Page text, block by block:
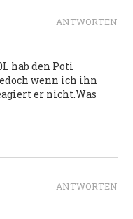
ANTWORTEN
hab den Poti
wenn ich ihn
er nicht.Was
ANTWORTEN